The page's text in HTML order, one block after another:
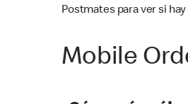
Postmates para ver si
Mobile